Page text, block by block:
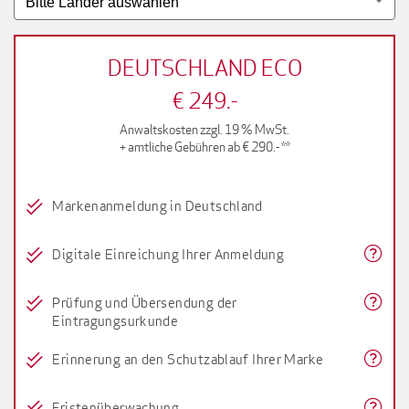
DEUTSCHLAND ECO
€ 249.-
Anwaltskosten zzgl. 19 % MwSt.
+ amtliche Gebühren ab € 290.- **
Markenanmeldung in Deutschland
Digitale Einreichung Ihrer Anmeldung
Prüfung und Übersendung der
Eintragungsurkunde
Erinnerung an den Schutzablauf Ihrer Marke